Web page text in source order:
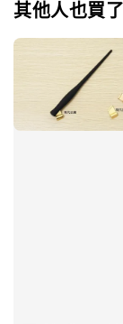
其他人也買了